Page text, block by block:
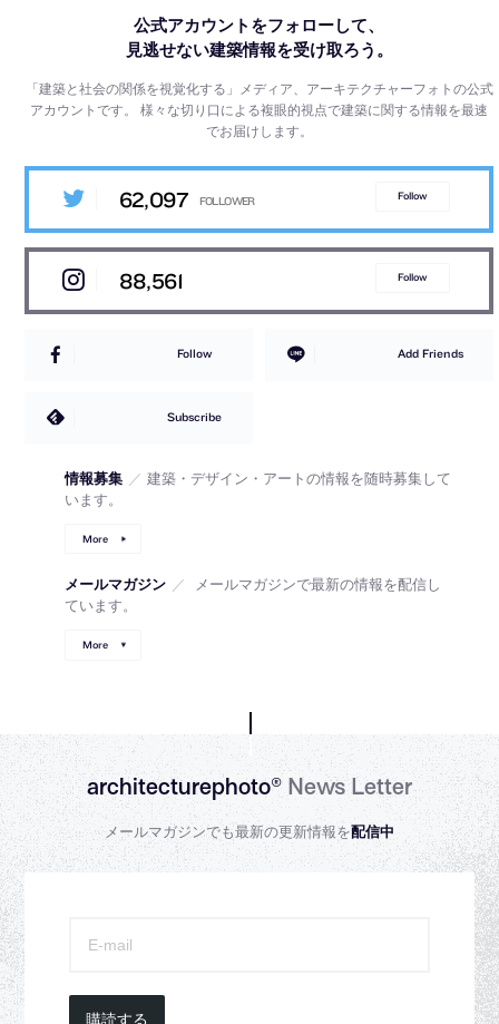
公式アカウントをフォローして、
見逃せない建築情報を受け取ろう。
「建築と社会の関係を視覚化する」メディア、アーキテクチャーフォトの公式
アカウントです。様々な切り口による複眼的視点で建築に関する情報を最速
でお届けします。
62,097 Follow
88,561 Follow
Follow Add Friends
Subscribe
情報募集 ／ 建築・デザイン・アートの情報を随時募集して
います。
More
メールマガジン ／
メールマガジンで最新の情報を配信し
ています。
More
architecturephoto®News Letter
メールマガジンでも最新の更新情報を配信中
購読する